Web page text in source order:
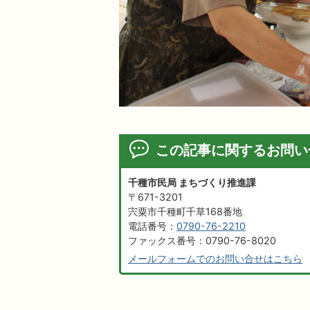
この記事に関するお問
千種市民局 まちづくり推進課
〒671-3201
宍粟市千種町千草168番地
電話番号： 0790-76-2210
ファックス番号：0790-76-8020
メールフォームでのお問い合せはこちら